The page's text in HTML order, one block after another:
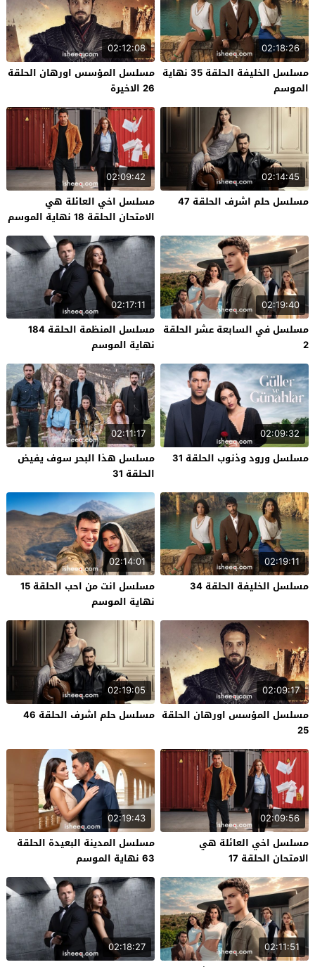
02:18:26
مسلسل الخليفة الحلقة 35 نهاية
الموسم
02:12:08
مسلسل المؤسس اورهان الحلقة
26 الاخيرة
02:14:45
مسلسل حلم اشرف الحلقة 47
02:09:42
مسلسل اخي العائلة هي
الامتحان الحلقة 18 نهاية الموسم
02:19:40
مسلسل في السابعة عشر الحلقة
2
02:17:11
مسلسل المنظمة الحلقة 184
نهاية الموسم
02:09:32
مسلسل ورود وذنوب الحلقة 31
02:11:17
مسلسل هذا البحر سوف يفيض
الحلقة 31
02:19:11
مسلسل الخليفة الحلقة 34
02:14:01
مسلسل انت من احب الحلقة 15
نهاية الموسم
02:09:17
مسلسل المؤسس اورهان الحلقة
25
02:19:05
مسلسل حلم اشرف الحلقة 46
02:09:56
مسلسل اخي العائلة هي
الامتحان الحلقة 17
02:19:43
مسلسل المدينة البعيدة الحلقة
63 نهاية الموسم
02:11:51
02:18:27